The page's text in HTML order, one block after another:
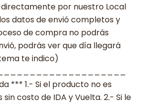
directamente por nuestro Local
datos de envió completos y
de compra no podrás
podrás ver que día llegará
te indico)
*** 1.- Si el producto no es
costo de IDA y Vuelta. 2.- Si le